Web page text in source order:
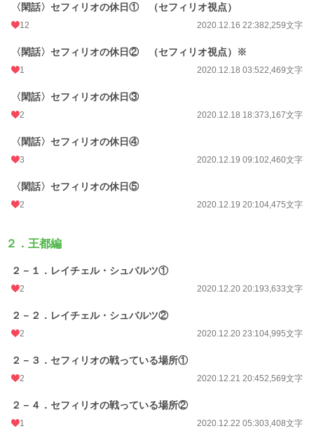
〈閑話〉セフィリオの休日① （セフィリオ視点）
12 2020.12.16 22:382,259文字
〈閑話〉セフィリオの休日② （セフィリオ視点）※
1 2020.12.18 03:522,469文字
〈閑話〉セフィリオの休日③
2 2020.12.18 18:373,167文字
〈閑話〉セフィリオの休日④
3 2020.12.19 09:102,460文字
〈閑話〉セフィリオの休日⑤
2 2020.12.19 20:104,475文字
２．王都編
２－１．レイチェル・シュバルツ①
2 2020.12.20 20:193,633文字
２－２．レイチェル・シュバルツ②
2 2020.12.20 23:104,995文字
２－３．セフィリオの戦っている場所①
2 2020.12.21 20:452,569文字
２－４．セフィリオの戦っている場所②
1 2020.12.22 05:303,408文字